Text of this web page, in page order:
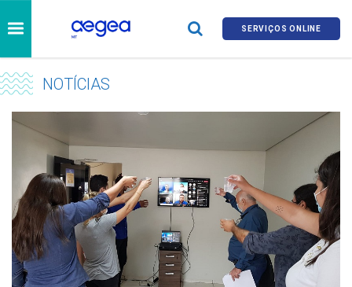
SERVIÇOS ONLINE
NOTÍCIAS